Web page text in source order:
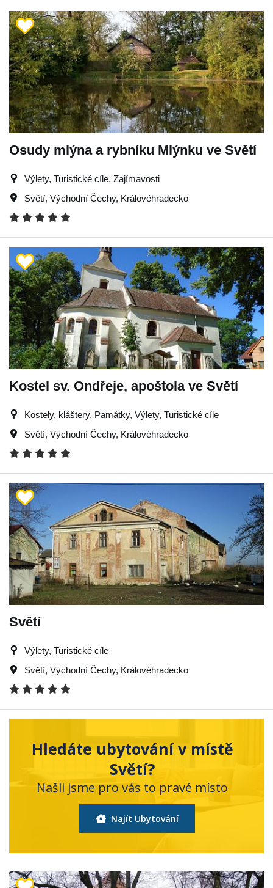
Osudy mlýna a rybníku Mlýnku ve Světí
Výlety, Turistické cíle, Zajímavosti
Světí, Východní Čechy, Královéhradecko
Kostel sv. Ondřeje, apoštola ve Světí
Kostely, kláštery, Památky, Výlety, Turistické cíle
Světí, Východní Čechy, Královéhradecko
Světí
Výlety, Turistické cíle
Světí, Východní Čechy, Královéhradecko
Hledáte ubytování v místě
Světí?
Našli jsme pro vás to pravé místo
Najít Ubytování